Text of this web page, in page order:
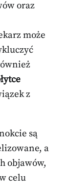
oraz
może
z
są
a
objawów,
celu